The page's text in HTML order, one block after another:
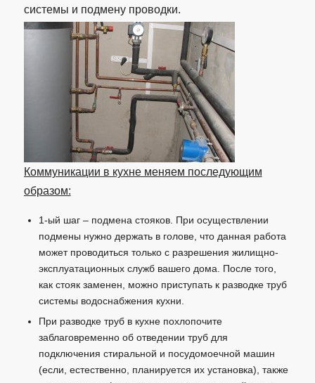
системы и подмену проводки.
Коммуникации в кухне меняем последующим
образом:
1-ый шаг – подмена стояков. При осуществлении
подмены нужно держать в голове, что данная работа
может проводиться только с разрешения жилищно-
эксплуатационных служб вашего дома. После того,
как стояк заменен, можно приступать к разводке труб
системы водоснабжения кухни.
При разводке труб в кухне похлопочите
заблаговременно об отведении труб для
подключения стиральной и посудомоечной машин
(если, естественно, планируется их установка), также